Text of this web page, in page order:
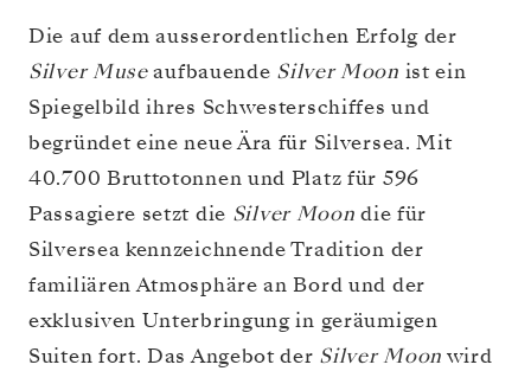
Die auf dem ausserordentlichen Erfolg der
Silver Museaufbauende Silver Moon ist ein
Spiegelbild ihres Schwesterschiffes und
begründet eine neue Ära für Silversea. Mit
40.700 Bruttotonnen und Platz für 596
Passagiere setzt die Silver Moondie für
Silversea kennzeichnende Tradition der
familiären Atmosphäre an Bord und der
exklusiven Unterbringung in geräumigen
Suiten fort. Das Angebot der Silver Moon wird